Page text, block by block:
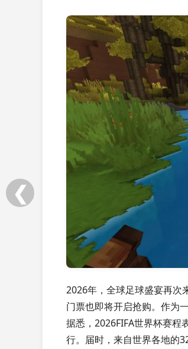
2026年，全球足球盛宴再次
门票也即将开启抢购。作为
据悉，2026FIFA世界杯赛
行。届时，来自世界各地的
❮